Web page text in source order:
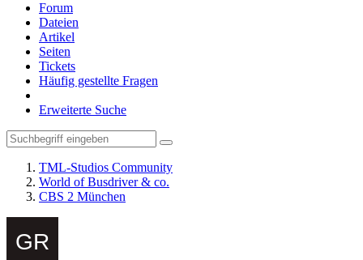
Forum
Dateien
Artikel
Seiten
Tickets
Häufig gestellte Fragen
Erweiterte Suche
TML-Studios Community
World of Busdriver & co.
CBS 2 München